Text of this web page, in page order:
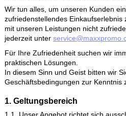
Details und Kontaktangaben
Wir tun alles, um unseren
zufriedenstellendes
mit unseren Leistungen nicht
jederzeit unter
Für Ihre Zufriedenheit suchen
praktischen Lösungen.
In diesem Sinn und Geist bitten
Geschäftsbedingungen zur